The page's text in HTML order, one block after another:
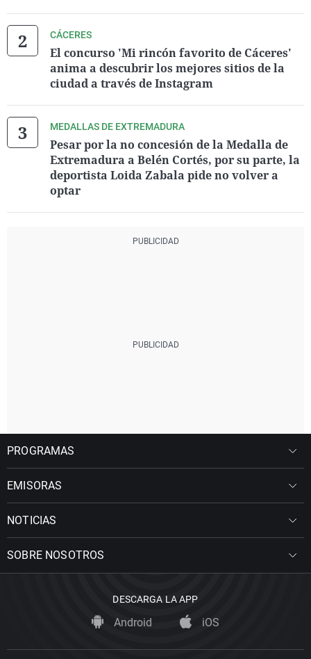
CÁCERES
El concurso 'Mi rincón favorito de Cáceres'
anima a descubrir los mejores sitios de la
ciudad a través de Instagram
MEDALLAS DE EXTREMADURA
Pesar por la no concesión de la Medalla de
Extremadura a Belén Cortés, por su parte, la
deportista Loida Zabala pide no volver a
optar
PROGRAMAS
EMISORAS
NOTICIAS
SOBRE NOSOTROS
DESCARGA LA APP
Android iOS